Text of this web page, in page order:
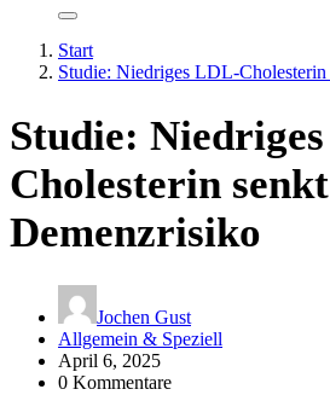
Start
Studie: Niedriges LDL-
Studie:
Cholesterin senkt
Demenzrisiko
Jochen Gust
Allgemein & Speziell
April 6, 2025
0 Kommentare